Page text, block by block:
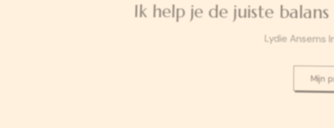
Ik help je de juiste
Lydie Ansems
Mijn